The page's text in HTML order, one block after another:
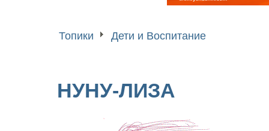
Топики Дети и Воспитание
НУНУ-ЛИЗА